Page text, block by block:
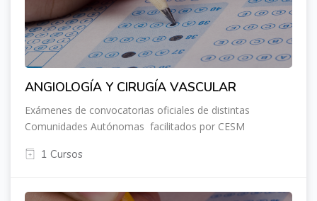
ANGIOLOGÍA Y CIRUGÍA VASCULAR
Exámenes de convocatorias oficiales de distintas
Comunidades Autónomas facilitados por CESM
1 Cursos